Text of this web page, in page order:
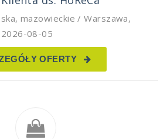
,mazowieckie / Warszawa,
2026-08-05
OFERTY